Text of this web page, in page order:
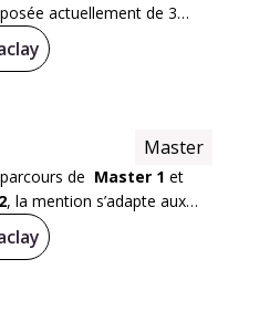
actuellement de 3
organisations (MDO),
environnement (MQSE),
Master
de Master 1 et
, la mention s’adapte aux
entreprises grâce à des
initiale...